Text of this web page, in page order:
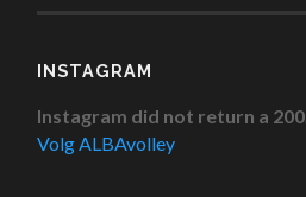
INSTAGRAM
Instagram did not return a 200.
Volg ALBAvolley